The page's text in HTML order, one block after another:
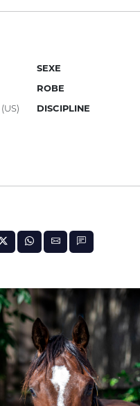
SEXE
ROBE
DISCIPLINE